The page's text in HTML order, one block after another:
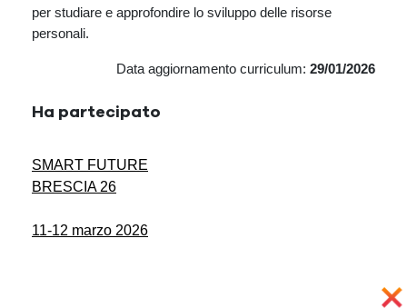
per studiare e approfondire lo sviluppo delle risorse
personali.
Data aggiornamento curriculum: 29/01/2026
Ha partecipato
SMART FUTURE
BRESCIA 26
11-12 marzo 2026